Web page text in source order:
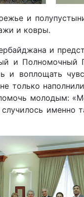
и
и ковры.
и
и
воплощать
только
молодым: